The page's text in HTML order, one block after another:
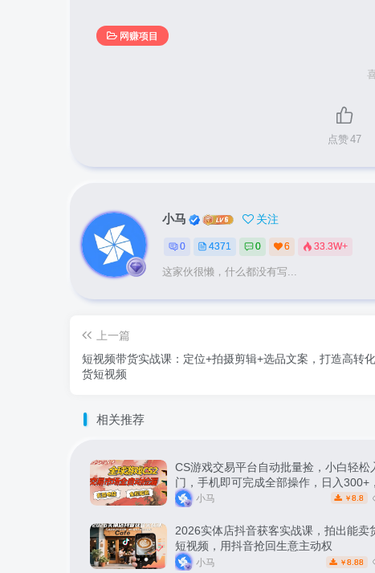
网赚项目
点赞47
小马 关注
0 4371 0 6 33.3W+
这家伙很懒，什么都没有写...
上一篇
短视频带货实战课：定位+拍摄剪辑+选品文案，打造高转
货短视频
相关推荐
CS游戏交易平台自动批量捡，小白轻松
门，手机即可完成全部操作，日入300+
松副业【揭秘】
小马 ￥ 8.8
2026实体店抖音获客实战课，拍出能卖
短视频，用抖音抢回生意主动权
小马 ￥ 8.88